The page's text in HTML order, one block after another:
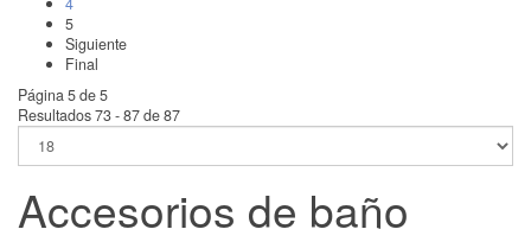
5
Siguiente
Final
Página 5 de 5
Resultados 73 - 87 de 87
Accesorios de baño